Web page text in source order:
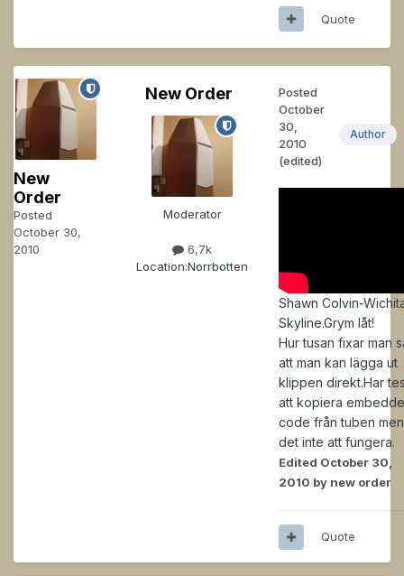
Quote
New
Order
Posted
October 30,
2010
New Order
Moderator
6,7k
Location:Norrbotten
Author
Posted
October
30,
2010
(edited)
Shawn Colvin-
Skyline.Grym låt!
Hur tusan fixar man
att man kan lägga ut
klippen direkt.Har
att kopiera
code från tuben
det inte att fungera.
Edited October 30,
2010 by new order
Quote